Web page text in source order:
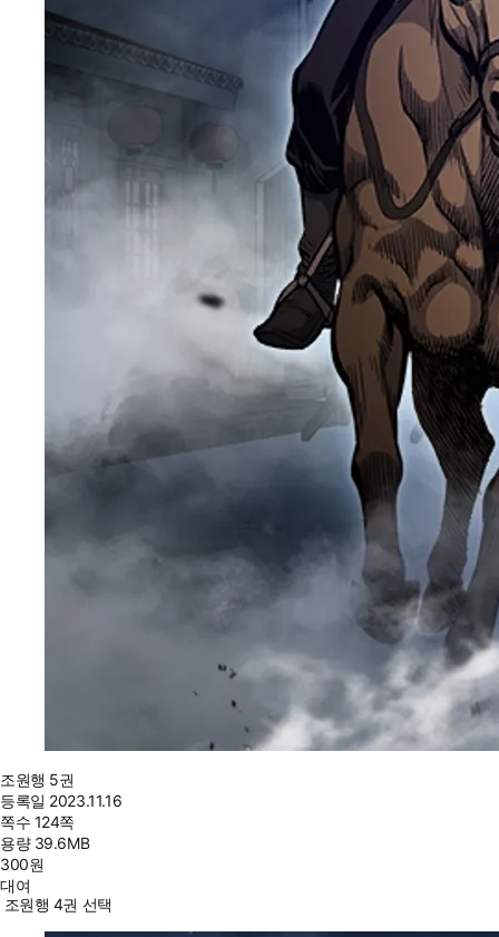
조원행 5권
등록일 2023.11.16
쪽수 124쪽
용량 39.6MB
300원
대여
조원행 4권 선택